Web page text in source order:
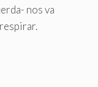
nos va
.